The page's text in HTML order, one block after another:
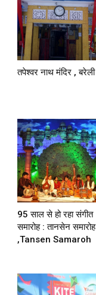
तपेश्वर नाथ मंदिर , बरेली
95 साल से हो रहा संगीत
समारोह : तानसेन समारोह
,tansen Samaroh